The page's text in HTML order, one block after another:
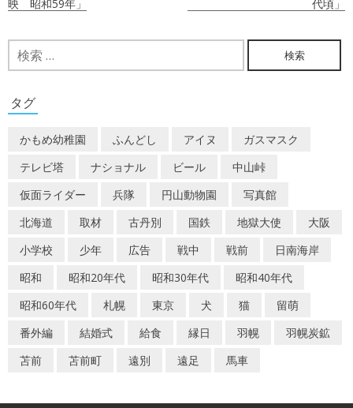
ナ
ビ
ゲ
ー
ン
映 昭和59年」
代頃」
検
索:
タグ
かもめ幼稚園 ふんどし アイヌ
ガスマスク
テレビ塔
ナショナル ビール
中山峠
仮面ライダー
兵隊 円山動物園
写真館
北海道
取材 古丹別 国鉄 地獄大使
大阪
小学校
少年 広告 戦中 戦前
日南海岸
昭和
昭和20年代 昭和30年代
昭和40年代
昭和60年代
札幌 東京 犬 猫
留萌
番外編
結婚式 給食 縁日 羽幌
羽幌炭鉱
苫前
苫前町 遠別 遠足 馬車